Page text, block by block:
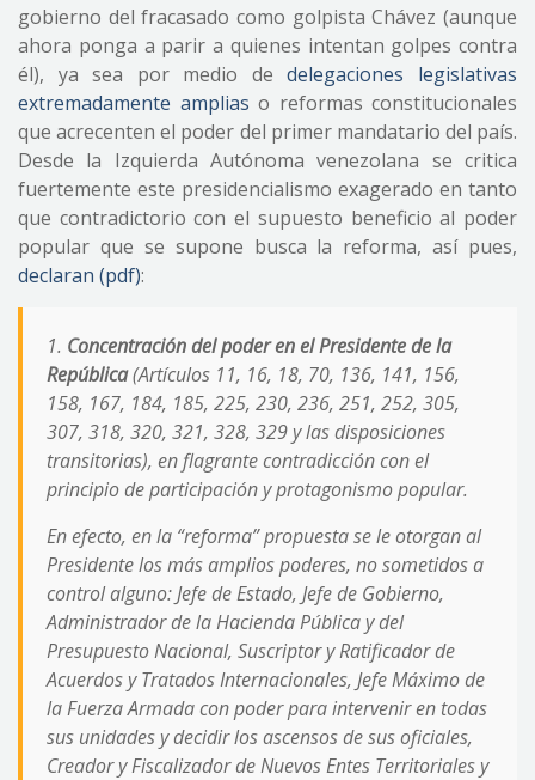
gobierno del fracasado como golpista Chávez (aunque
ahora ponga a parir a quienes intentan golpes contra
él), ya sea por medio dedelegaciones legislativas
extremadamente amplias o reformas constitucionales
que acrecenten el poder del primer mandatario del país.
Desde la Izquierda Autónoma venezolana se critica
fuertemente este presidencialismo exagerado en tanto
que contradictorio con el supuesto beneficio al poder
popular que se supone busca la reforma, así pues,
declaran (pdf):
1. Concentración del poder en el Presidente de la
República(Artículos 11, 16, 18, 70, 136, 141, 156,
158, 167, 184, 185, 225, 230, 236, 251, 252, 305,
307, 318, 320, 321, 328, 329 y las disposiciones
transitorias), en flagrante contradicción con el
principio de participación y protagonismo popular.
En efecto, en la “reforma” propuesta se le otorgan al
Presidente los más amplios poderes, no sometidos a
control alguno: Jefe de Estado, Jefe de Gobierno,
Administrador de la Hacienda Pública y del
Presupuesto Nacional, Suscriptor y Ratificador de
Acuerdos y Tratados Internacionales, Jefe Máximo de
la Fuerza Armada con poder para intervenir en todas
sus unidades y decidir los ascensos de sus oficiales,
Creador y Fiscalizador de Nuevos Entes Territoriales y